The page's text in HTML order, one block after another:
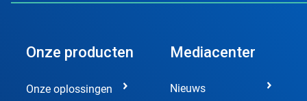
Onze producten
Onze oplossingen
Mediacenter
Nieuws